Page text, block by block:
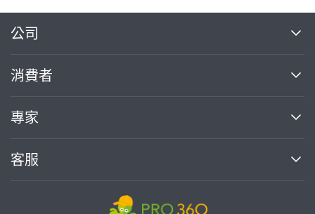
公司
關於我們
部落格
加入我們
消費者
買服務
熱門服務
專家
案件中心
客服
繼續完成